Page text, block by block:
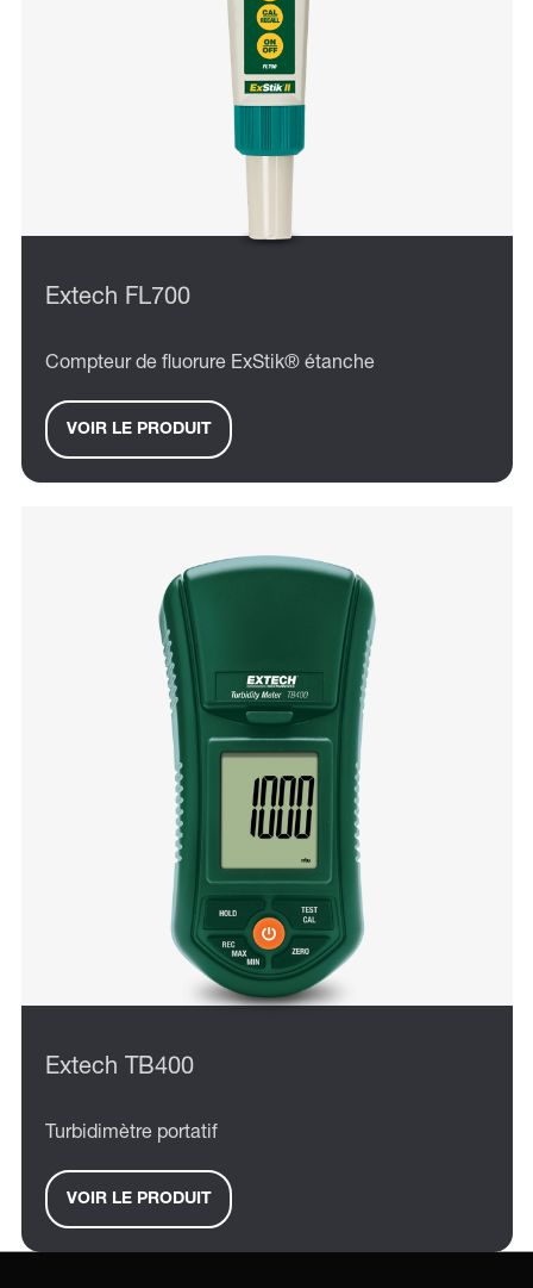
Extech FL700
Compteur de fluorure ExStik® étanche
VOIR LE PRODUIT
Extech TB400
Turbidimètre portatif
VOIR LE PRODUIT